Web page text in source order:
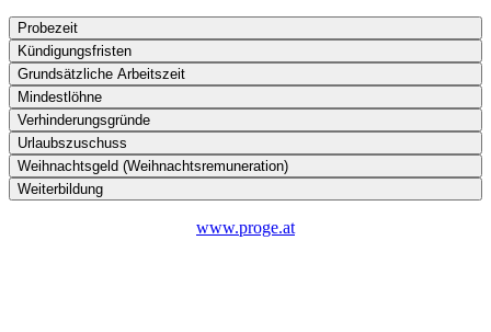
Probezeit
Kündigungsfristen
Grundsätzliche Arbeitszeit
Mindestlöhne
Verhinderungsgründe
Urlaubszuschuss
Weihnachtsgeld (Weihnachtsremuneration)
Weiterbildung
www.proge.at